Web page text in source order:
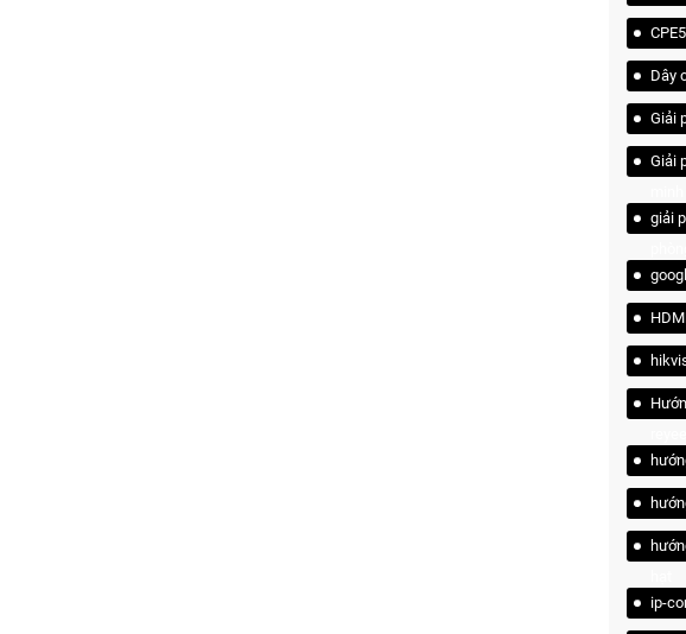
Dây
Giải
Giải
giải
ip-